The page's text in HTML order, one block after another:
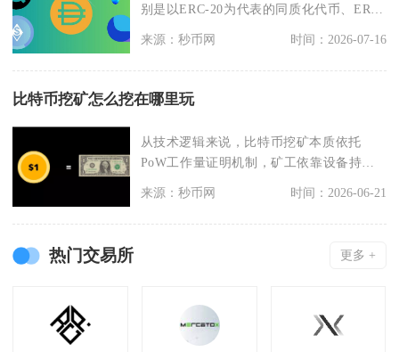
别是以ERC-20为代表的同质化代币、ERC-
来源：秒币网 时间：2026-07-16
比特币挖矿怎么挖在哪里玩
从技术逻辑来说，比特币挖矿本质依托
PoW工作量证明机制，矿工依靠设备持续
来源：秒币网 时间：2026-06-21
热门交易所 更多 +